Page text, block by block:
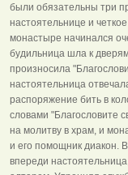
были обязательны три
настоятельнице и
монастыре начинался
будильница шла к
произносила
настоятельница
распоряжение бить в
словами "Благословите
на молитву в храм, и
и его помощник диакон.
впереди